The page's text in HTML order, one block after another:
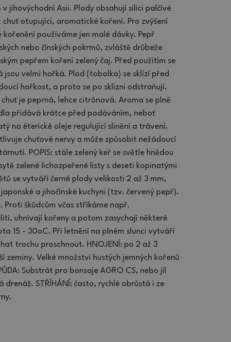
jihovýchodní Asii. Plody obsahují silici palčivé
otupující, aromatické koření. Pro zvýšení
používáme jen malé dávky. Pepř
nebo čínských pokrmů, zvláště drůbeže
pepřem koření zelený čaj. Před použitím se
velmi hořká. Plod (tobolka) se sklízí před
hořkost, a proto se po sklizni odstraňují.
je peprná, lehce citrónová. Aroma se plně
přidává krátce před podáváním, neboť
na éterické oleje regulující slinění a trávení.
chuťové nervy a může způsobit nežádoucí
POPIS: stále zelený keř se světle hnědou
zelené lichozpeřené listy s deseti kopinatými
se vytváří černé plody velikosti 2 až 3 mm,
a jihočínské kuchyni (tzv. červený pepř).
Proti škůdcům včas stříkáme např.
uhnívají kořeny a potom zasychají některé
15 - 30oC. Při letnění na plném slunci vytváří
trochu proschnout. HNOJENÍ: po 2 až 3
zeminy. Velké množství hustých jemných kořenů
Substrát pro bonsaje AGRO CS, nebo jíl
drenáž. STŘÍHÁNÍ: často, rychlé obrůstá i ze